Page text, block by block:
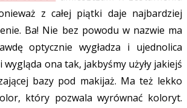
z całej piątki daje najbardziej
Ba! Nie bez powodu w nazwie ma
optycznie wygładza i ujednolica
wygląda ona tak, jakbyśmy użyły jakiejś
bazy pod makijaż. Ma też lekko
który pozwala wyrównać koloryt.